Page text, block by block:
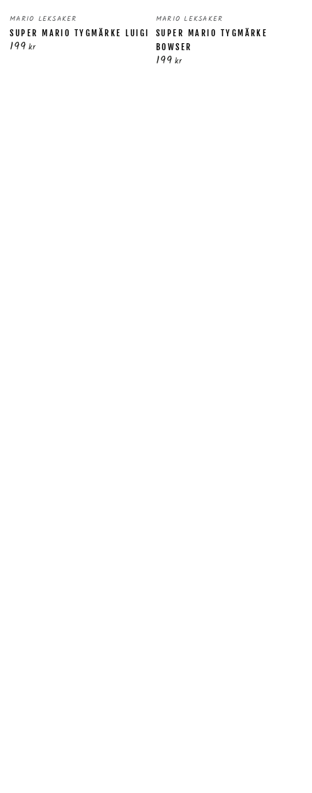
Säljare:
MARIO LEKSAKER
SUPER MARIO TYGMÄRKE LUIGI
Ordinarie
199 kr
Säljare:
MARIO LEKSAKER
SUPER MARIO TYGMÄRKE
BOWSER
Ordinarie
199 kr